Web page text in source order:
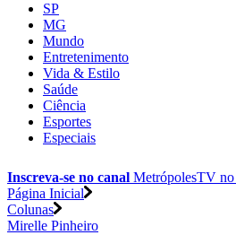
SP
MG
Mundo
Entretenimento
Vida & Estilo
Saúde
Ciência
Esportes
Especiais
Inscreva-se no canal MetrópolesTV no
Página Inicial
Colunas
Mirelle Pinheiro